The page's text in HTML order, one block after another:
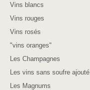
Vins blancs
Vins rouges
Vins rosés
"vins oranges"
Les Champagnes
Les vins sans soufre ajouté
Les Magnums